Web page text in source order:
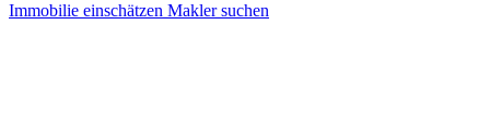
Immobilie einschätzen Makler suchen